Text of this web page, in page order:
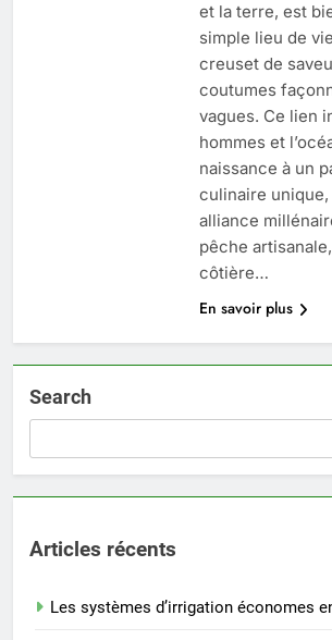
et la terre, est
simple lieu de
creuset de
coutumes
vagues. Ce lien
hommes et
naissance à un
culinaire unique,
alliance
pêche
côtière…
En savoir plus
Search
Articles récents
Les systèmes d’irrigation économes